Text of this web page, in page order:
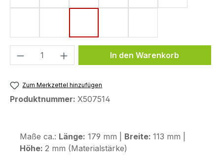
Produkt Anzahl: Gib denIn den Warenkorb
Zum Merkzettel hinzufügen
Produktnummer: X507514
Maße ca.: Länge: 179 mm | Breite: 113 mm |
Höhe: 2 mm (Materialstärke)